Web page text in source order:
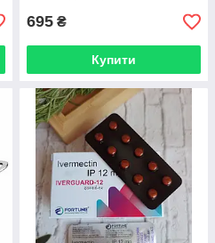
695 ₴
Купити